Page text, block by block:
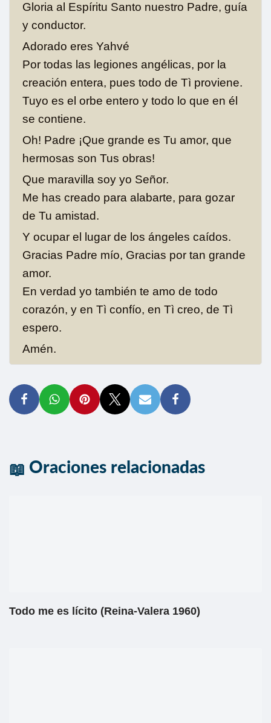
Gloria al Espíritu Santo nuestro Padre, guía
y conductor.
Adorado eres Yahvé
Por todas las legiones angélicas, por la
creación entera, pues todo de Tì proviene.
Tuyo es el orbe entero y todo lo que en él
se contiene.
Oh! Padre ¡Que grande es Tu amor, que
hermosas son Tus obras!
Que maravilla soy yo Señor.
Me has creado para alabarte, para gozar
de Tu amistad.
Y ocupar el lugar de los ángeles caídos.
Gracias Padre mío, Gracias por tan grande
amor.
En verdad yo también te amo de todo
corazón, y en Tì confío, en Tì creo, de Tì
espero.
Amén.
Oraciones relacionadas
Todo me es lícito (Reina-Valera 1960)